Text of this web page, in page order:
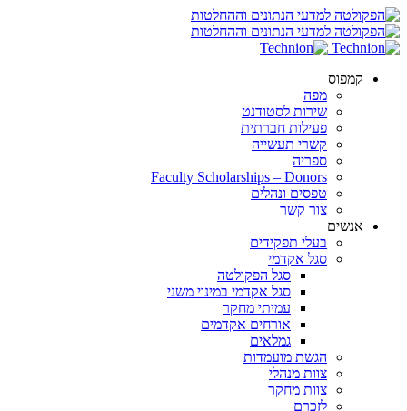
קמפוס
מפה
שירות לסטודנט
פעילות חברתית
קשרי תעשייה
ספריה
Faculty Scholarships – Donors
טפסים ונהלים
צור קשר
אנשים
בעלי תפקידים
סגל אקדמי
סגל הפקולטה
סגל אקדמי במינוי משני
עמיתי מחקר
אורחים אקדמים
גמלאים
הגשת מועמדות
צוות מנהלי
צוות מחקר
לזכרם